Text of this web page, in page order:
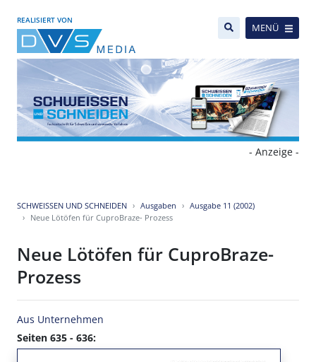
REALISIERT VON
MENÜ
- Anzeige -
SCHWEISSEN UND SCHNEIDEN Ausgaben
Ausgabe 11 (2002)
Neue Lötöfen für CuproBraze- Prozess
Neue Lötöfen für CuproBraze-
Prozess
Aus Unternehmen
Seiten 635 - 636: